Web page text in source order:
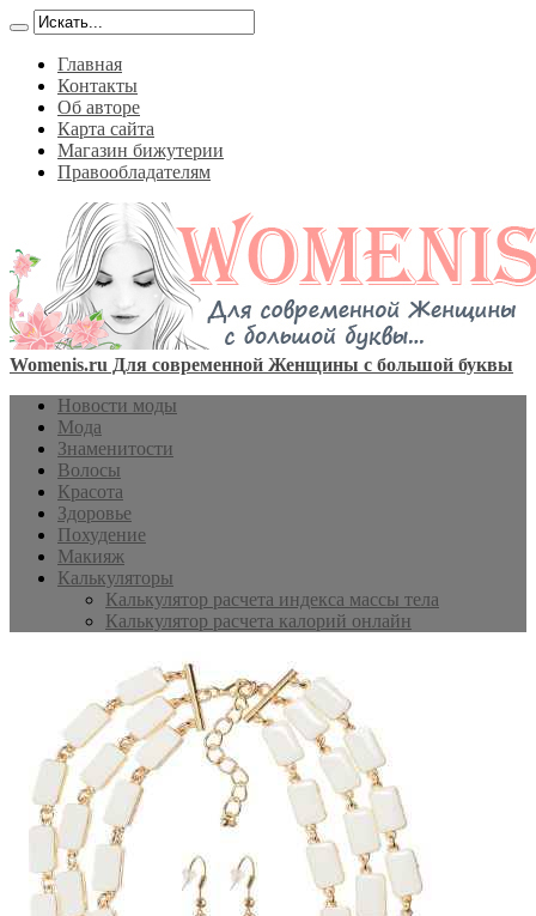
Главная
Контакты
Об авторе
Карта сайта
Магазин бижутерии
Правообладателям
Womenis.ru Для современной Женщины с большой буквы
Новости моды
Мода
Знаменитости
Волосы
Красота
Здоровье
Похудение
Макияж
Калькуляторы
Калькулятор расчета индекса массы тела
Калькулятор расчета калорий онлайн